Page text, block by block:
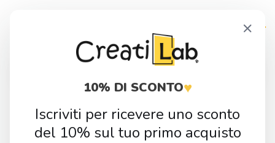
Home Fai da Te Stickers Stickers Tondi a Mezzo Taglio
×
10% DI SCONTO♥
Iscriviti per ricevere uno sconto
del 10% sul tuo primo acquisto